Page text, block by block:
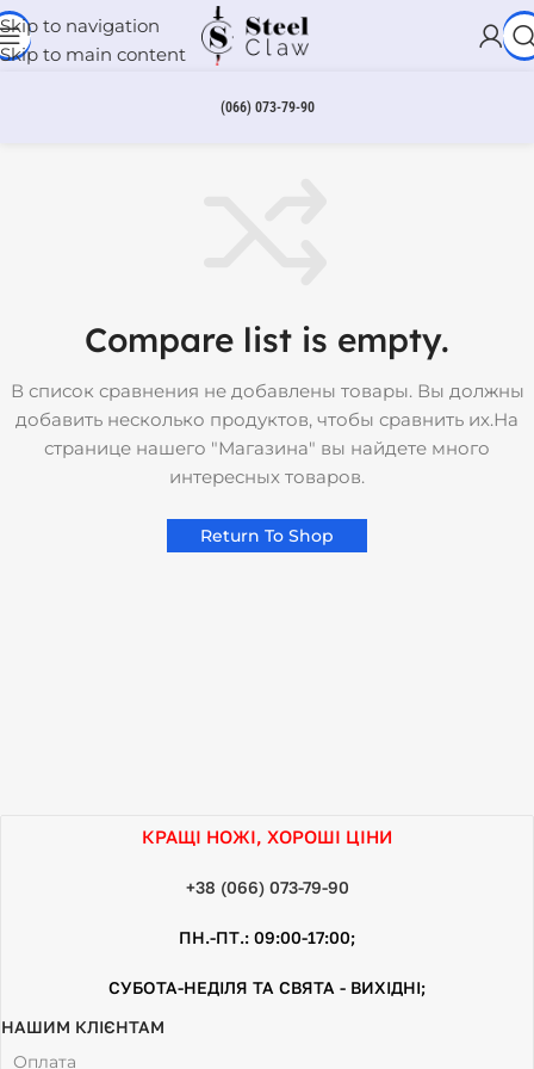
Skip to navigation
Skip to main content
(066) 073-79-90
Compare list is empty.
В список сравнения не добавлены товары. Вы должны
добавить несколько продуктов, чтобы сравнить их.На
странице нашего "Магазина" вы найдете много
интересных товаров.
Return To Shop
КРАЩІ НОЖІ, ХОРОШІ ЦІНИ
+38 (066) 073-79-90
ПН.-ПТ.: 09:00-17:00;
СУБОТА-НЕДІЛЯ ТА СВЯТА - ВИХІДНІ;
НАШИМ КЛІЄНТАМ
Оплата